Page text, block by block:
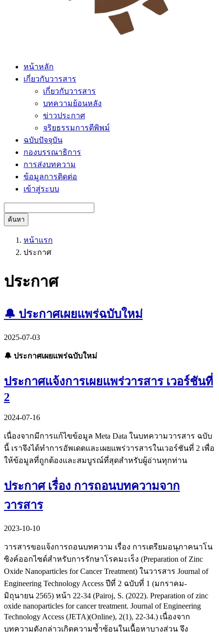
หน้าหลัก
เกี่ยวกับวารสาร
เกี่ยวกับวารสาร
บทความย้อนหลัง
ข่าวประกาศ
จริยธรรมการตีพิพม์
ฉบับปัจจุบัน
กองบรรณาธิการ
การส่งบทความ
ข้อมูลการติดต่อ
เข้าสู่ระบบ
ค้นหา
หน้าแรก
ประกาศ
ประกาศ
🔔 ประกาศเผยแพร่ฉบับใหม่
2025-07-03
🔔 ประกาศเผยแพร่ฉบับใหม่
ประกาศแจ้งการเผยแพร่วารสาร เวอร์ชันที่
2
2024-07-16
เนื่องจากมีการแก้ไขข้อมูล Meta Data ในบทความวารสาร ฉบับ
นี้ เราจึงได้ทำการอัพเดตและเผยแพร่วารสารในเวอร์ชันที่ 2 เพื่อ
ให้ข้อมูลที่ถูกต้องและสมบูรณ์ที่สุดสำหรับผู้อ่านทุกท่าน
ประกาศ เรื่อง การถอนบทความจาก
วารสาร
2023-10-10
วารสารขอแจ้งการถอนบทความ เรื่อง การเตรียมอนุภาคนาโน
ซิงค์ออกไซด์สำหรับการรักษาโรคมะเร็ง (Preparation of Zinc
Oxide Nanoparticles for Cancer Treatment) ในวารสาร Journal of
Engineering Technology Access ปีที่ 2 ฉบับที่ 1 (มกราคม-
มิถุนายน 2565) หน้า 22-34 (Pairoj, S. (2022). Preparation of zinc
oxide nanoparticles for cancer treatment. Journal of Engineering
Technology Access (JETA)(Online), 2(1), 22-34.) เนื่องจาก
บทความดังกล่าวเกิดความซ้ำซ้อนในเนื้อหาบางส่วน จึง